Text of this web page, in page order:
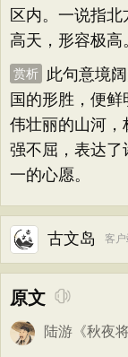
区内。一说指
高天，形容极高
赏析
此句意境
国的形胜，便
伟壮丽的山河，
强不屈，表达
一的心愿。
古文岛 客户
原文
陆游 《秋夜